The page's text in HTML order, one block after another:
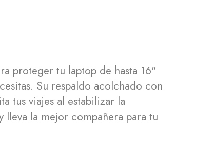
proteger tu laptop de hasta 16"
Su respaldo acolchado con
tus viajes al estabilizar la
la mejor compañera para tu